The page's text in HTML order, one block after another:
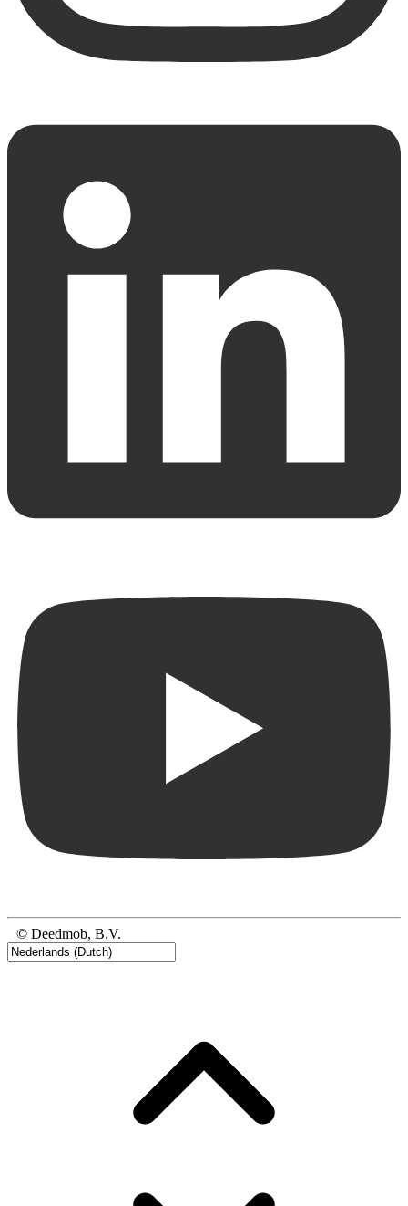
© Deedmob, B.V.